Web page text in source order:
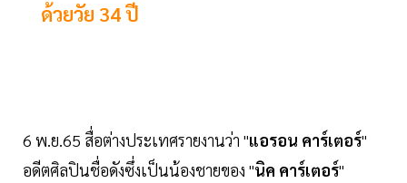
ด้วยวัย 34 ปี
6 พ.ย.65 สื่อต่างประเทศรายงานว่า "แอรอน คาร์เตอร์"
อดีตศิลปินชื่อดังซึ่งเป็นน้องชายของ "นิค คาร์เตอร์"